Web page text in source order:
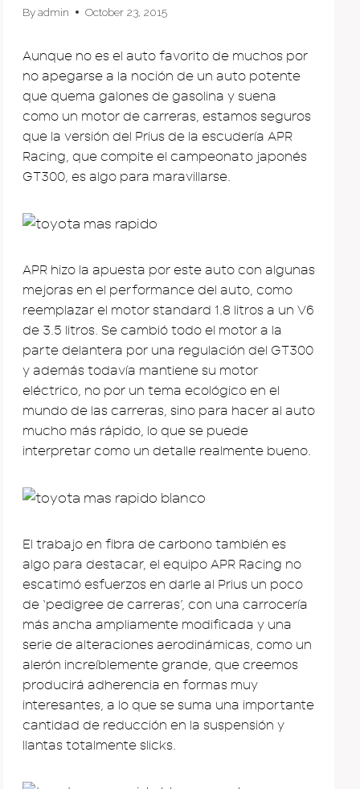
Byadmin October 23, 2015
Aunque no es el auto favorito de muchos por
no apegarse a la noción de un auto potente
que quema galones de gasolina y suena
como un motor de carreras, estamos seguros
que la versión del Prius de la escudería APR
Racing, que compite el campeonato japonés
GT300, es algo para maravillarse.
APR hizo la apuesta por este auto con algunas
mejoras en el performance del auto, como
reemplazar el motor standard 1.8 litros a un V6
de 3.5 litros. Se cambió todo el motor a la
parte delantera por una regulación del GT300
y además todavía mantiene su motor
eléctrico, no por un tema ecológico en el
mundo de las carreras, sino para hacer al auto
mucho más rápido, lo que se puede
interpretar como un detalle realmente bueno.
El trabajo en fibra de carbono también es
algo para destacar, el equipo APR Racing no
escatimó esfuerzos en darle al Prius un poco
de ‘pedigree de carreras’, con una carrocería
más ancha ampliamente modificada y una
serie de alteraciones aerodinámicas, como un
alerón increíblemente grande, que creemos
producirá adherencia en formas muy
interesantes, a lo que se suma una importante
cantidad de reducción en la suspensión y
llantas totalmente slicks.